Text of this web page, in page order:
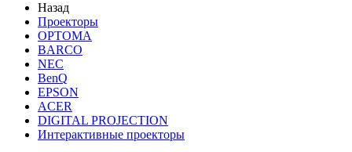
Назад
Проекторы
OPTOMA
BARCO
NEC
BenQ
EPSON
ACER
DIGITAL PROJECTION
Интерактивные проекторы